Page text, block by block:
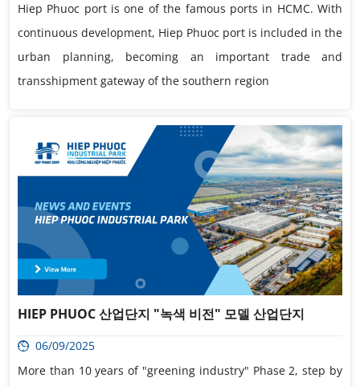
Hiep Phuoc port is one of the famous ports in HCMC. With
continuous development, Hiep Phuoc port is included in the
urban planning, becoming an important trade and
transshipment gateway of the southern region
HIEP PHUOC 산업단지 "녹색 비전" 모델 산업단지
06/09/2025
More than 10 years of "greening industry" Phase 2, step by